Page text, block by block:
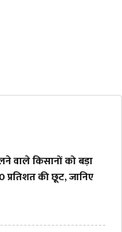
किसानों को बड़ा
की छूट, जानिए